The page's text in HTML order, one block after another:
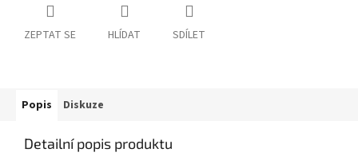
ZEPTAT SE HLÍDAT SDÍLET
Popis Diskuze
Detailní popis produktu